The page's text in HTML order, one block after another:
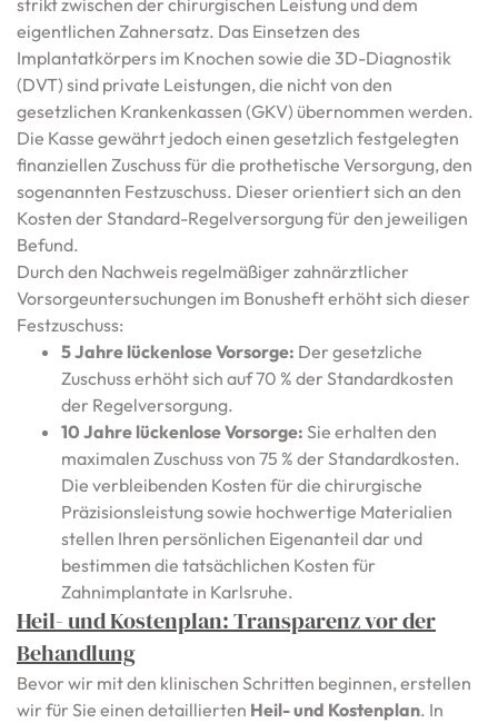
eigentlichen Zahnersatz. Das Einsetzen des
Implantatkörpers im Knochen sowie die 3D-Diagnostik
(DVT) sind private Leistungen, die nicht von den
gesetzlichen Krankenkassen (GKV) übernommen werden.
Die Kasse gewährt jedoch einen gesetzlich festgelegten
finanziellen Zuschuss für die prothetische Versorgung, den
sogenannten Festzuschuss. Dieser orientiert sich an den
Kosten der Standard-Regelversorgung für den jeweiligen
Befund.
Durch den Nachweis regelmäßiger zahnärztlicher
Vorsorgeuntersuchungen im Bonusheft erhöht sich dieser
Festzuschuss:
5 Jahre lückenlose Vorsorge: Der gesetzliche
Zuschuss erhöht sich auf 70 % der Standardkosten
der Regelversorgung.
10 Jahre lückenlose Vorsorge: Sie erhalten den
maximalen Zuschuss von 75 % der Standardkosten.
Die verbleibenden Kosten für die chirurgische
Präzisionsleistung sowie hochwertige Materialien
stellen Ihren persönlichen Eigenanteil dar und
bestimmen die tatsächlichen Kosten für
Zahnimplantate in Karlsruhe.
Heil- und Kostenplan: Transparenz vor der
Behandlung
Bevor wir mit den klinischen Schritten beginnen, erstellen
wir für Sie einen detaillierten Heil- und Kostenplan. In